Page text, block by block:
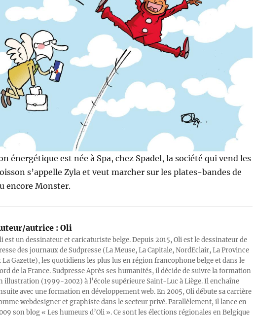
énergétique est née à Spa, chez Spadel, la société qui vend les
s’appelle Zyla et veut marcher sur les plates-bandes de
encore Monster.
autrice :Oli
est un dessinateur et caricaturiste belge. Depuis 2015, Oli est le dessinateur de
des journaux de Sudpresse (La Meuse, La Capitale, NordEclair, La Province
La Gazette), les quotidiens les plus lus en région francophone belge et dans le
de la France. Sudpresse Après ses humanités, il décide de suivre la formation
illustration (1999-2002) à l’école supérieure Saint-Luc à Liège. Il enchaîne
avec une formation en développement web. En 2005, Oli débute sa carrière
webdesigner et graphiste dans le secteur privé. Parallèlement, il lance en
son blog « Les humeurs d’Oli ». Ce sont les élections régionales en Belgique